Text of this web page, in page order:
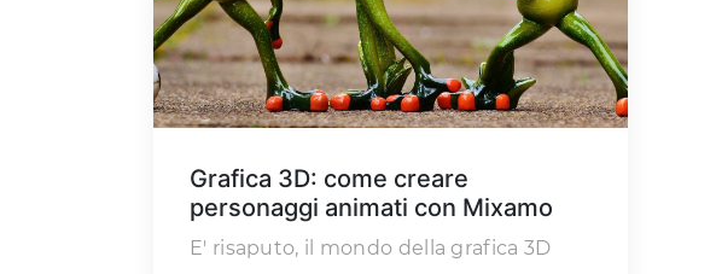
Grafica 3D: come creare
personaggi animati con Mixamo
E' risaputo, il mondo della grafica 3D